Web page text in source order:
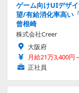
ゲーム向けUIデザ
望/有給消化率高い
曾根崎
株式会社Creer
大阪府
月給21万3,400円
正社員